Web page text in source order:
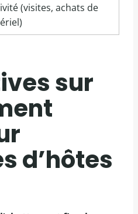
(visites, achats de
sur
d’hôtes